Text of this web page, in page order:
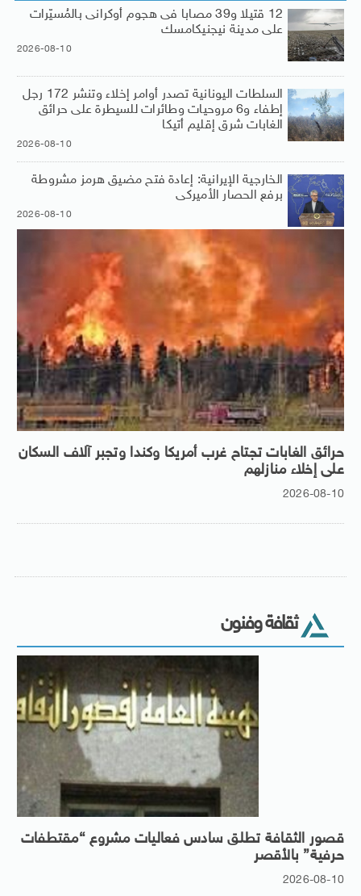
12 قتيلا و39 مصابا فى هجوم أوكرانى بالمُسيّرات
على مدينة نيجنيكامسك
2026-08-10
السلطات اليونانية تصدر أوامر إخلاء وتنشر 172 رجل
إطفاء و6 مروحيات وطائرات للسيطرة على حرائق
الغابات شرق إقليم أتيكا
2026-08-10
الخارجية الإيرانية: إعادة فتح مضيق هرمز مشروطة
برفع الحصار الأميركى
2026-08-10
حرائق الغابات تجتاح غرب أمريكا وكندا وتجبر آلاف السكان
على إخلاء منازلهم
2026-08-10
ثقافة وفنون
قصور الثقافة تطلق سادس فعاليات مشروع “مقتطفات
حرفية” بالأقصر
2026-08-10